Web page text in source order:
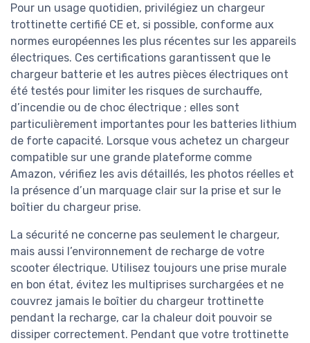
Pour un usage quotidien, privilégiez un chargeur
trottinette certifié CE et, si possible, conforme aux
normes européennes les plus récentes sur les appareils
électriques. Ces certifications garantissent que le
chargeur batterie et les autres pièces électriques ont
été testés pour limiter les risques de surchauffe,
d’incendie ou de choc électrique ; elles sont
particulièrement importantes pour les batteries lithium
de forte capacité. Lorsque vous achetez un chargeur
compatible sur une grande plateforme comme
Amazon, vérifiez les avis détaillés, les photos réelles et
la présence d’un marquage clair sur la prise et sur le
boîtier du chargeur prise.
La sécurité ne concerne pas seulement le chargeur,
mais aussi l’environnement de recharge de votre
scooter électrique. Utilisez toujours une prise murale
en bon état, évitez les multiprises surchargées et ne
couvrez jamais le boîtier du chargeur trottinette
pendant la recharge, car la chaleur doit pouvoir se
dissiper correctement. Pendant que votre trottinette